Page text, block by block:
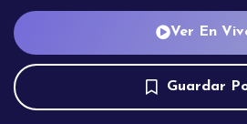
Ver En
Guardar